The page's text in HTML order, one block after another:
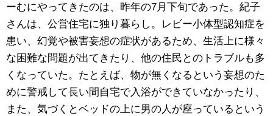
ーむにやってきたのは、昨年の7月下旬であった。紀子
さんは、公営住宅に独り暮らし。レビー小体型認知症を
患い、幻覚や被害妄想の症状があるため、生活上に様々
な困難な問題が出てきたり、他の住民とのトラブルも多
くなっていた。たとえば、物が無くなるという妄想のた
めに警戒して長い間自宅で入浴ができていなかったり、
また、気づくとベッドの上に男の人が座っているという